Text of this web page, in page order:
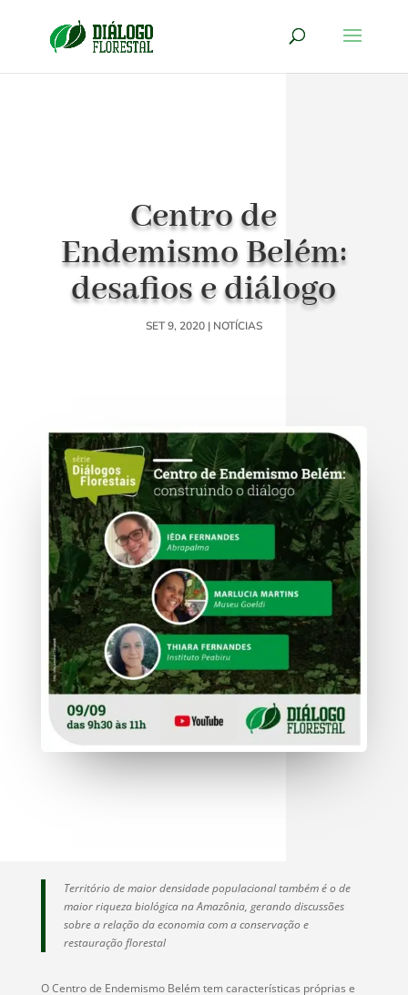
Centro de
Endemismo Belém:
desafios e diálogo
SET 9, 2020| NOTÍCIAS
Território de maior densidade populacional também é o de
maior riqueza biológica na Amazônia, gerando discussões
sobre a relação da economia com a conservação e
restauração florestal
O Centro de Endemismo Belém tem características próprias e